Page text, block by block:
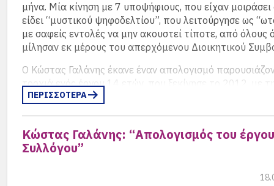
μήνα. Μία κίνηση με 7 υποψήφιους, που είχαν μοιράσει
είδει “μυστικού ψηφοδελτίου”, που λειτούργησε ως
με σαφείς εντολές να μην ακουστεί τίποτε, από όλους
μίλησαν εκ μέρους του απερχόμενου Διοικητικού
Ο Κώστας Γαλάνης έκανε έναν απολογισμό
τροχιά ενός έργου 14 ετών, που ξεκίνησε το 2012, με
δημιουργία του site και του montags, με εκδηλώσεις,
Το γεγονός ότι άφησε ένα ταμείο με περισσότερα από
του ΣΑΓΣΑ, είτε γιατί συγκέντρωσε το ενδιαφέρον,
ΠΕΡΙΣΣΟΤΕΡΑ
Κώστας Γαλάνης: “Απολογισμός του
Συλλόγου”